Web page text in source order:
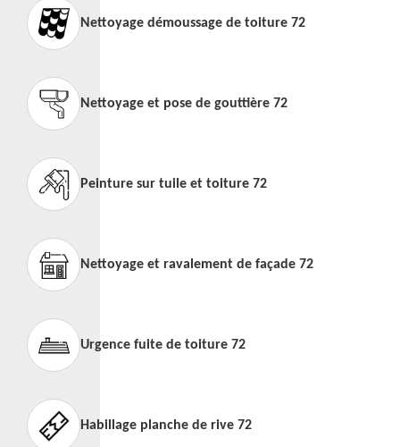
Nettoyage démoussage de toiture 72
Nettoyage et pose de gouttière 72
Peinture sur tuile et toiture 72
Nettoyage et ravalement de façade 72
Urgence fuite de toiture 72
Habillage planche de rive 72